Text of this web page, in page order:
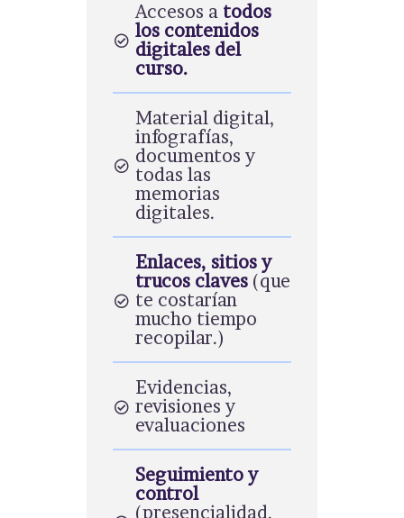
Accesos a todos
los contenidos
digitales del
curso.
Material digital,
infografías,
documentos y
todas las
memorias
digitales.
Enlaces, sitios y
trucos claves (que
te costarían
mucho tiempo
recopilar.)
Evidencias,
revisiones y
evaluaciones
Seguimiento y
control
(presencialidad,